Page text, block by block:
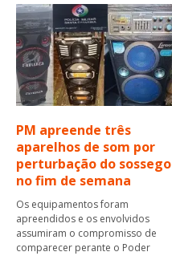
PM apreende três
aparelhos de som por
perturbação do sossego
no fim de semana
Os equipamentos foram
apreendidos e os envolvidos
assumiram o compromisso de
comparecer perante o Poder